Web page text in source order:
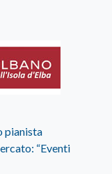
pianista
“Eventi